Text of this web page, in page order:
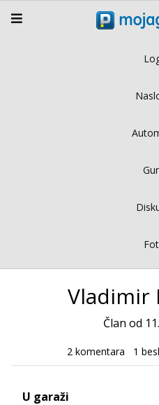
Vladimir
Član od
2 komentara 1
U garaži